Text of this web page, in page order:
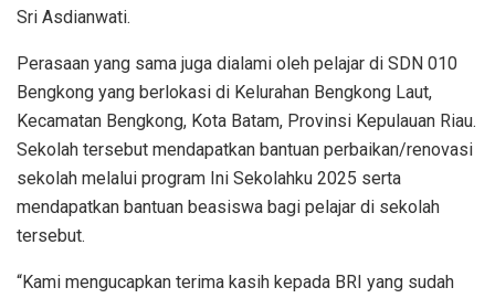
Sri Asdianwati.
Perasaan yang sama juga dialami oleh pelajar di SDN 010
Bengkong yang berlokasi di Kelurahan Bengkong Laut,
Kecamatan Bengkong, Kota Batam, Provinsi Kepulauan Riau.
Sekolah tersebut mendapatkan bantuan perbaikan/renovasi
sekolah melalui program Ini Sekolahku 2025 serta
mendapatkan bantuan beasiswa bagi pelajar di sekolah
tersebut.
“Kami mengucapkan terima kasih kepada BRI yang sudah